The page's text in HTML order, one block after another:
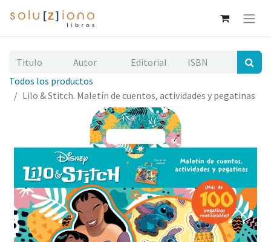
Todos los productos
Lilo & Stitch. Maletín de cuentos, actividades y pegatinas